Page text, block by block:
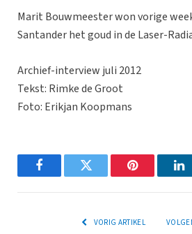
Marit Bouwmeester won vorige
Santander het goud in de Laser-
Archief-interview juli 2012
Tekst: Rimke de Groot
Foto: Erikjan Koopmans
FacebookTwitter Pinterest
VORIG ARTIKEL